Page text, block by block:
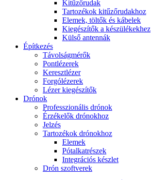
Kitűzőrudak
Tartozékok kitűzőrudakhoz
Elemek, töltők és kábelek
Kiegészítők a készülékekhez
Külső antennák
Építkezés
Távolságmérők
Pontlézerek
Keresztlézer
Forgólézerek
Lézer kiegészítők
Drónok
Professzionális drónok
Érzékelők drónokhoz
Jelzés
Tartozékok drónokhoz
Elemek
Pótalkatrészek
Integrációs készlet
Drón szoftverek